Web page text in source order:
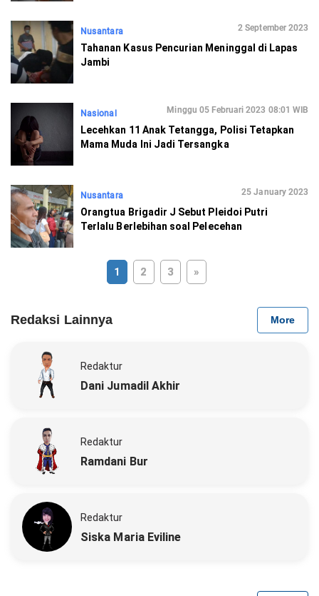
Nusantara 2 September 2023
Tahanan Kasus Pencurian Meninggal di Lapas
Jambi
Nasional Minggu 05 Februari 2023 08:01 WIB
Lecehkan 11 Anak Tetangga, Polisi Tetapkan
Mama Muda Ini Jadi Tersangka
Nusantara 25 January 2023
Orangtua Brigadir J Sebut Pleidoi Putri
Terlalu Berlebihan soal Pelecehan
1 2 3 »
Redaksi Lainnya More
Redaktur
Dani Jumadil Akhir
Redaktur
Ramdani Bur
Redaktur
Siska Maria Eviline